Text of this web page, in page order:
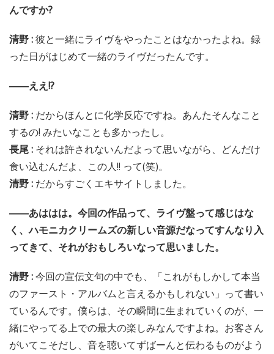
んですか?
清野 :彼と一緒にライヴをやったことはなかったよね。録
った日がはじめて一緒のライヴだったんです。
――ええ!?
清野 : だからほんとに化学反応ですね。あんたそんなこと
するの! みたいなことも多かったし。
長尾 : それは許されないんだよって思いながら、どんだけ
食い込むんだよ、この人!! って(笑)。
清野 : だからすごくエキサイトしました。
――あははは。今回の作品って、ライヴ盤って感じはな
く、ハモニカクリームズの新しい音源だなってすんなり入
ってきて、それがおもしろいなって思いました。
清野 :今回の宣伝文句の中でも、「これがもしかして本当
のファースト・アルバムと言えるかもしれない」って書い
ているんです。僕らは、その瞬間に生まれていくのが、一
緒にやってる上での最大の楽しみなんですよね。お客さん
がいてこそだし、音を聴いてずばーんと伝わるものがよう